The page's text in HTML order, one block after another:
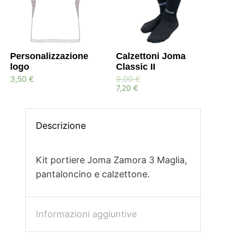
Personalizzazione
logo
3,50 €
Calzettoni Joma
Classic II
9,00€
7,20 €
Descrizione
Kit portiere Joma Zamora 3 Maglia,
pantaloncino e calzettone.
Informazioni aggiuntive